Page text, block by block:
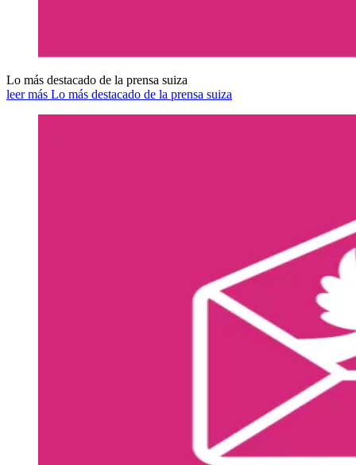
Lo más destacado de la prensa suiza
leer más Lo más destacado de la prensa suiza